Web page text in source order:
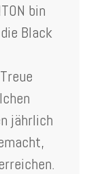
bin
Black
jährlich